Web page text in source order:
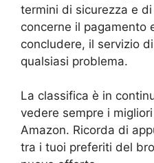
termini di sicurezza e
concerne il pagamento
concludere, il servizio
qualsiasi problema.
La classifica è in
vedere sempre i
Amazon. Ricorda di
tra i tuoi preferiti del